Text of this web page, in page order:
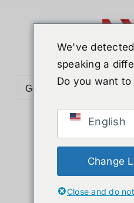
Go to...
Sort byPrice
Show36 Products
We've
speaking a
Do you want
English
Change
Close and do